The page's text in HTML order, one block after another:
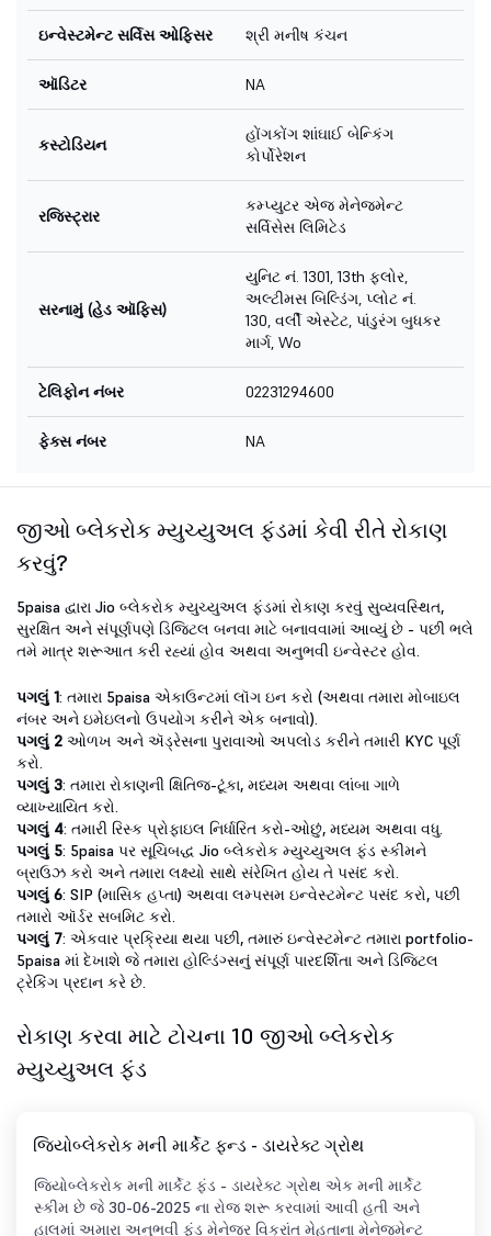
ઇન્વેસ્ટમેન્ટ સર્વિસ ઓફિસર શ્રી મનીષ કંચન
ઑડિટર NA
કસ્ટોડિયન
હોંગકોંગ શાંઘાઈ બેન્કિંગ
કોર્પોરેશન
રજિસ્ટ્રાર
કમ્પ્યુટર એજ મેનેજમેન્ટ
સર્વિસેસ લિમિટેડ
સરનામું (હેડ ઑફિસ)
યુનિટ નં. 1301, 13th ફ્લોર,
અલ્ટીમસ બિલ્ડિંગ, પ્લોટ નં.
130, વર્લી એસ્ટેટ, પાંડુરંગ બુધકર
માર્ગ, Wo
ટેલિફોન નંબર 02231294600
ફેક્સ નંબર NA
જીઓ બ્લેકરોક મ્યુચ્યુઅલ ફંડમાં કેવી રીતે રોકાણ
કરવું?
5paisa દ્વારા Jio બ્લેકરોક મ્યુચ્યુઅલ ફંડમાં રોકાણ કરવું સુવ્યવસ્થિત,
સુરક્ષિત અને સંપૂર્ણપણે ડિજિટલ બનવા માટે બનાવવામાં આવ્યું છે - પછી ભલે
તમે માત્ર શરૂઆત કરી રહ્યાં હોવ અથવા અનુભવી ઇન્વેસ્ટર હોવ.
પગલું 1: તમારા 5paisa એકાઉન્ટમાં લૉગ ઇન કરો (અથવા તમારા મોબાઇલ
નંબર અને ઇમેઇલનો ઉપયોગ કરીને એક બનાવો).
પગલું 2 ઓળખ અને ઍડ્રેસના પુરાવાઓ અપલોડ કરીને તમારી KYC પૂર્ણ
કરો.
પગલું 3: તમારા રોકાણની ક્ષિતિજ-ટૂંકા, મધ્યમ અથવા લાંબા ગાળે
વ્યાખ્યાયિત કરો.
પગલું 4: તમારી રિસ્ક પ્રોફાઇલ નિર્ધારિત કરો-ઓછું, મધ્યમ અથવા વધુ.
પગલું 5: 5paisa પર સૂચિબદ્ધ Jio બ્લેકરોક મ્યુચ્યુઅલ ફંડ સ્કીમને
બ્રાઉઝ કરો અને તમારા લક્ષ્યો સાથે સંરેખિત હોય તે પસંદ કરો.
પગલું 6: SIP (માસિક હપ્તા) અથવા લમ્પસમ ઇન્વેસ્ટમેન્ટ પસંદ કરો, પછી
તમારો ઑર્ડર સબમિટ કરો.
પગલું 7: એકવાર પ્રક્રિયા થયા પછી, તમારું ઇન્વેસ્ટમેન્ટ તમારા portfolio-
5paisa માં દેખાશે જે તમારા હોલ્ડિંગ્સનું સંપૂર્ણ પારદર્શિતા અને ડિજિટલ
ટ્રેકિંગ પ્રદાન કરે છે.
રોકાણ કરવા માટે ટોચના 10 જીઓ બ્લેકરોક
મ્યુચ્યુઅલ ફંડ
જિયોબ્લેકરોક મની માર્કેટ ફન્ડ - ડાયરેક્ટ ગ્રોથ
જિયોબ્લેકરોક મની માર્કેટ ફંડ - ડાયરેક્ટ ગ્રોથ એક મની માર્કેટ
સ્કીમ છે જે 30-06-2025 ના રોજ શરૂ કરવામાં આવી હતી અને
હાલમાં અમારા અનુભવી ફંડ મેનેજર વિક્રાંત મેહતાના મેનેજમેન્ટ